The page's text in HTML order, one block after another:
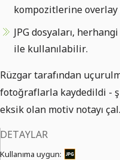
kompozitlerine
JPG dosyaları,
ile kullanılabilir.
Rüzgar tarafından
fotoğraflarla kaydedildi -
eksik olan motiv notayı çal.
DETAYLAR
Kullanıma uygun: